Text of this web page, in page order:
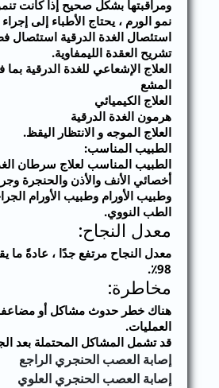
ومراقبتها بشكل صحيح إذا كانت
نمو الورم ، يحتاج الأطباء إلى
استئصال الغدة الدرقية استئصال
تشريح العقدة الليمفاوية.
العلاج الإشعاعي للغدة الدرقية
المشع
العلاج الكيميائي
هرمون الغدة الدرقية
العلاج الموجه و الانتظار اليقظ.
الطبيب المناسب:
الطبيب المناسب لعلاج سرطان
أخصائي الأنف والأذن والحنجرة
وطبيب الأورام وطبيب الأورام
الطب النووي.
معدل النجاح:
98٪.
مخاطرة:
هناك خطر حدوث مشاكل أو
العمليات.
قد تشمل المشاكل المحتملة بعد
إصابة العصب الحنجري الراجع
إصابة العصب الحنجري العلوي